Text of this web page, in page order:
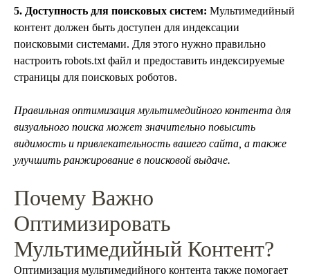
5. Доступность для поисковых систем: Мультимедийный
контент должен быть доступен для индексации
поисковыми системами. Для этого нужно правильно
настроить robots.txt файл и предоставить индексируемые
страницы для поисковых роботов.
Правильная оптимизация мультимедийного контента для
визуального поиска может значительно повысить
видимость и привлекательность вашего сайта, а также
улучшить ранжирование в поисковой выдаче.
Почему Важно
Оптимизировать
Мультимедийный Контент?
Оптимизация мультимедийного контента также помогает